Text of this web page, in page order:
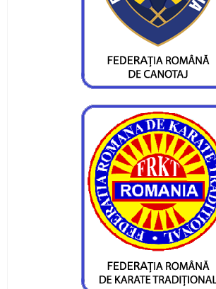
național la juniori III
Atleții de la CS Ceahlăul au fost
Bacău
Trei locuri I, un loc II si cinci
flotila Ceahlaului
Pietrenii au fost campioni la
Campionatul Național de Karate
Fudokan
Valentin Gavril a fost ales
Federatiei de Canotaj
Sportivii CS Ceahlaul si LPS